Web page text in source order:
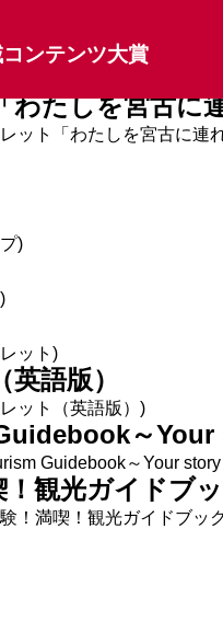
コンテンツ大賞
ブ:
わたしを宮古に
ット「わたしを宮古に連
)
ット)
語版）
ット（英語版）)
～
Guidebook～Your
観光ガイドブ
！満喫！観光ガイドブッ